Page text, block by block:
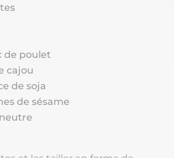
de poulet
cajou
de soja
de sésame
neutre